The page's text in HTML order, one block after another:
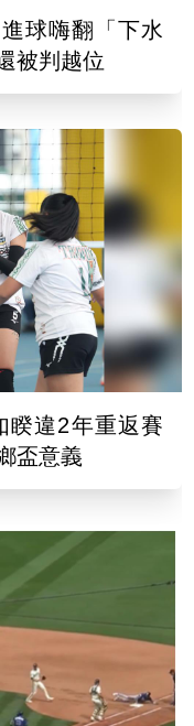
球嗨翻「下水
被判越位
睽違2年重返賽
盃意義